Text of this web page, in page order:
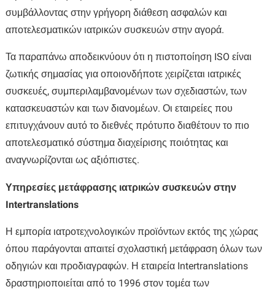
συμβάλλοντας στην γρήγορη διάθεση ασφαλών και
αποτελεσματικών ιατρικών συσκευών στην αγορά.
Τα παραπάνω αποδεικνύουν ότι η πιστοποίηση ISO είναι
ζωτικής σημασίας για οποιονδήποτε χειρίζεται ιατρικές
συσκευές, συμπεριλαμβανομένων των σχεδιαστών, των
κατασκευαστών και των διανομέων. Οι εταιρείες που
επιτυγχάνουν αυτό το διεθνές πρότυπο διαθέτουν το πιο
αποτελεσματικό σύστημα διαχείρισης ποιότητας και
αναγνωρίζονται ως αξιόπιστες.
Υπηρεσίες μετάφρασης ιατρικών συσκευών στην
Intertranslations
Η εμπορία ιατροτεχνολογικών προϊόντων εκτός της χώρας
όπου παράγονται απαιτεί σχολαστική μετάφραση όλων των
οδηγιών και προδιαγραφών. Η εταιρεία Intertranslations
δραστηριοποιείται από το 1996 στον τομέα των